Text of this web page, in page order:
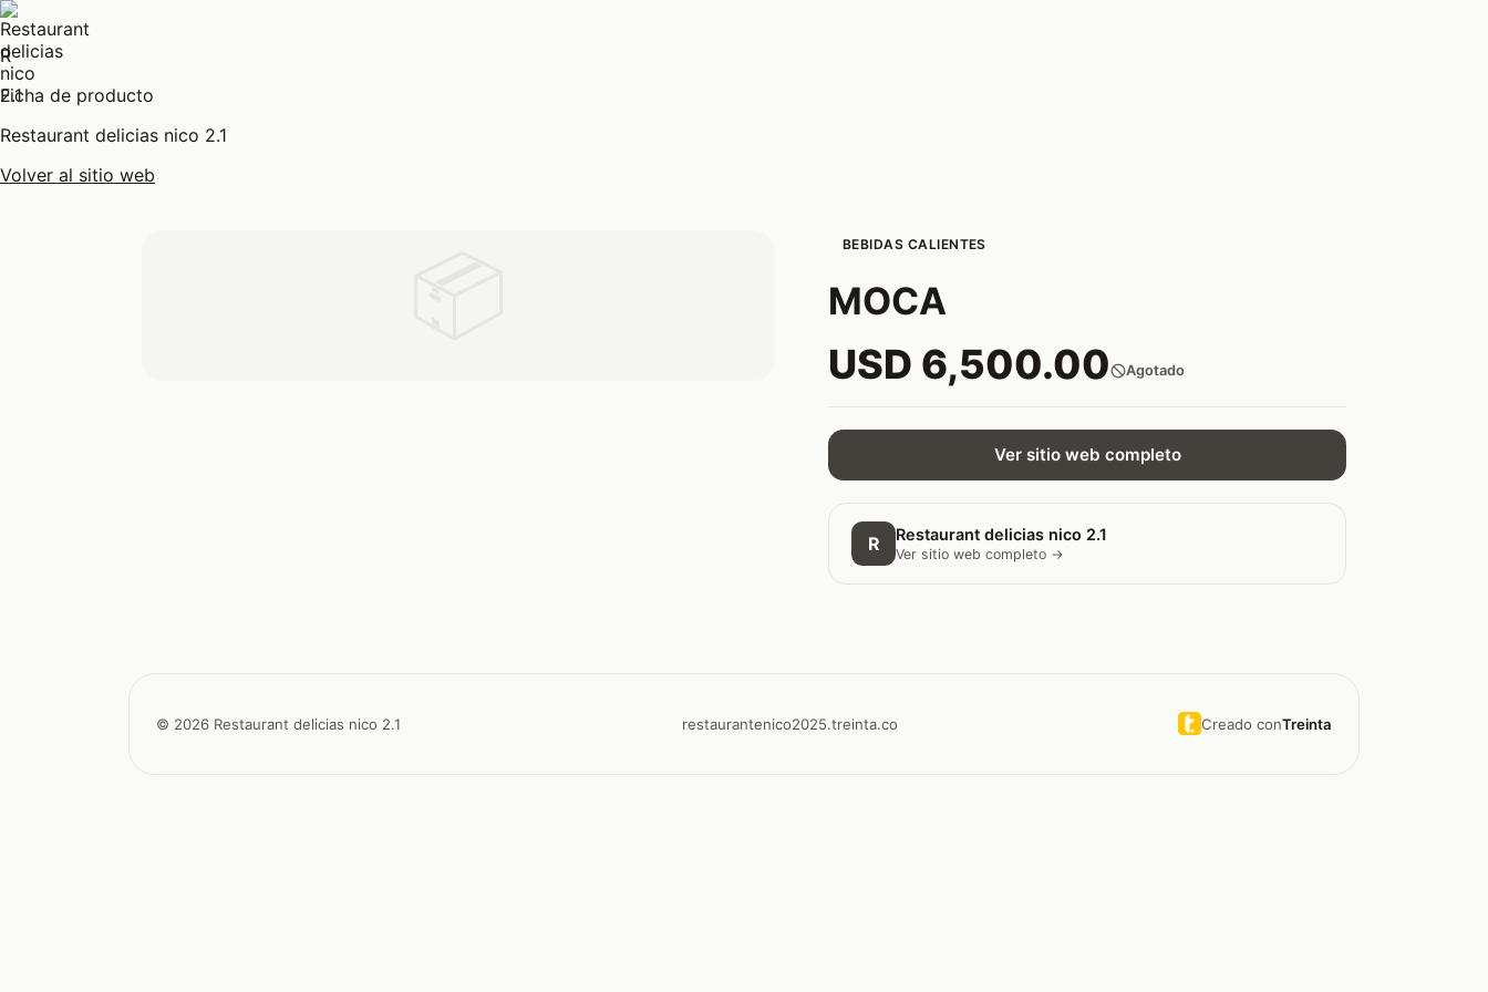
R
Ficha de producto
Restaurant delicias nico 2.1
Volver al sitio web
BEBIDAS CALIENTES
MOCA
USD 6,500.00 Agotado
Ver sitio web completo
R Restaurant delicias nico 2.1
Ver sitio web completo →
© 2026 Restaurant delicias nico 2.1 restaurantenico2025.treinta.co Creado conTreinta